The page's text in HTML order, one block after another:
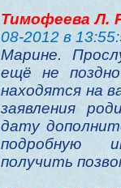
Тимофеева Л.
08-2012 в
Марине.
ещё не
находятся на
заявления
дату
подробную
получить